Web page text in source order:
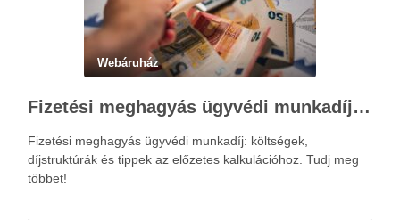
Webáruház
Fizetési meghagyás ügyvédi munkadíja: teljes költségvetési útmutató
Fizetési meghagyás ügyvédi munkadíj: költségek,
díjstruktúrák és tippek az előzetes kalkulációhoz. Tudj meg
többet!